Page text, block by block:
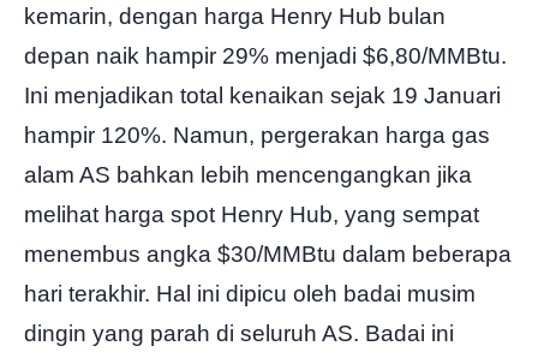
kemarin, dengan harga Henry Hub bulan
depan naik hampir 29% menjadi $6,80/MMBtu.
Ini menjadikan total kenaikan sejak 19 Januari
hampir 120%. Namun, pergerakan harga gas
alam AS bahkan lebih mencengangkan jika
melihat harga spot Henry Hub, yang sempat
menembus angka $30/MMBtu dalam beberapa
hari terakhir. Hal ini dipicu oleh badai musim
dingin yang parah di seluruh AS. Badai ini